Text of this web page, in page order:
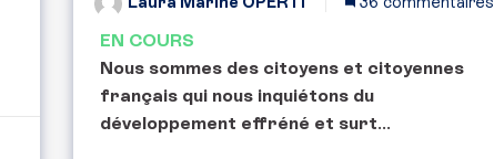
EN COURS
Nous sommes des citoyens et citoyennes
français qui nous inquiétons du
développement effréné et surt...